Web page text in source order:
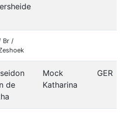
Br /
de
Mock
Katharina
GER